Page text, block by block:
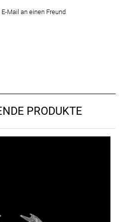
E-Mail an einen Freund
PRODUKTE